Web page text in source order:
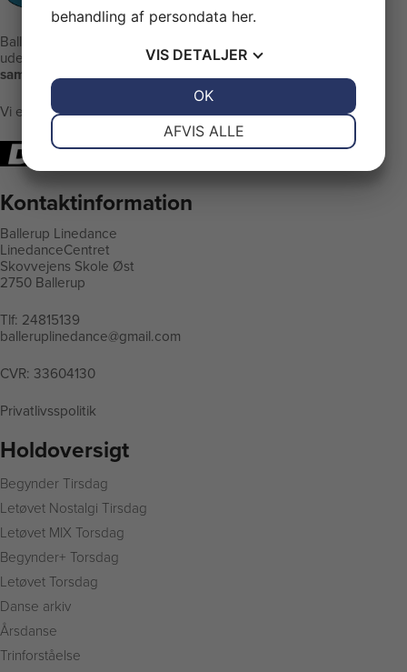
Ballerup Linedance er klubben
uden stræben men med:
samvær - glæde - motion
Vi er medlem af DGI
Kontaktinformation
Ballerup Linedance
LinedanceCentret
Skovvejens Skole Øst
2750 Ballerup
Tlf: 24815139
balleruplinedance@gmail.com
CVR: 33604130
Privatlivsspolitik
Holdoversigt
Begynder Tirsdag
Letøvet Nostalgi Tirsdag
Letøvet MIX Torsdag
Begynder+ Torsdag
Letøvet Torsdag
Danse arkiv
Årsdanse
Trinforståelse
behandling af persondata her.
VIS DETALJER
AFVIS ALLE
OK